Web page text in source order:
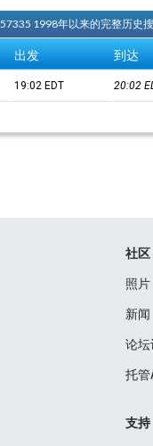
1998年以来的完整历史
出发 到达
19:02 EDT 20:02
社区
照片
新闻
论坛
托管
支持